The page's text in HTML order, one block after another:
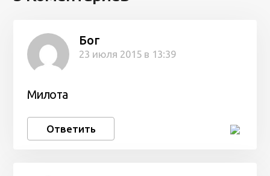
Бог
23 июля 2015 в 13:39
Милота
Ответить